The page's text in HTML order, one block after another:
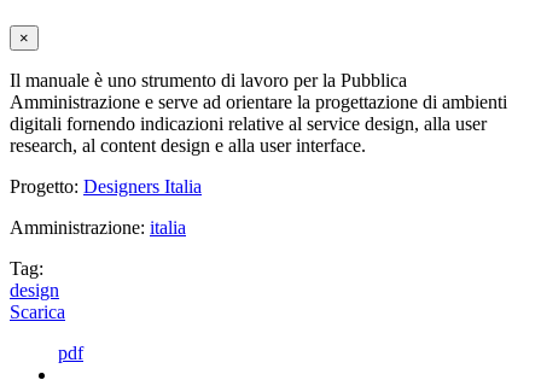
×
Il manuale è uno strumento di lavoro per la Pubblica
Amministrazione e serve ad orientare la progettazione di ambienti
digitali fornendo indicazioni relative al service design, alla user
research, al content design e alla user interface.
Progetto: Designers Italia
Amministrazione: italia
Tag:
design
Scarica
pdf